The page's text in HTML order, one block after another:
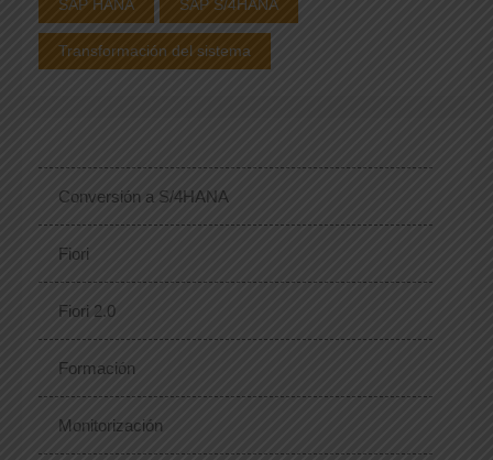
SAP HANA SAP S/4HANA
Transformación del sistema
Conversión a S/4HANA
Fiori
Fiori 2.0
Formación
Monitorización